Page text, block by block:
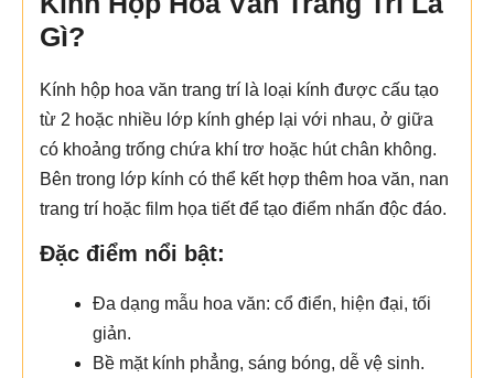
Gì?
Kính hộp hoa văn trang trí là loại kính được cấu tạo
từ 2 hoặc nhiều lớp kính ghép lại với nhau, ở giữa
có khoảng trống chứa khí trơ hoặc hút chân không.
Bên trong lớp kính có thể kết hợp thêm hoa văn, nan
trang trí hoặc film họa tiết để tạo điểm nhấn độc đáo.
Đặc điểm nổi bật:
Đa dạng mẫu hoa văn: cổ điển, hiện đại, tối
giản.
Bề mặt kính phẳng, sáng bóng, dễ vệ sinh.